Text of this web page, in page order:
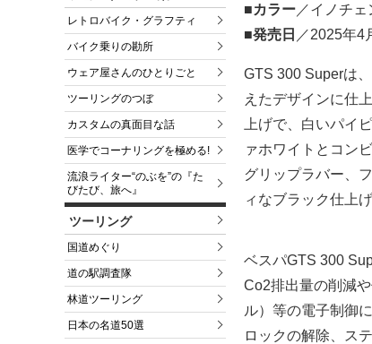
レトロバイク・グラフティ
バイク乗りの勘所
ウェア屋さんのひとりごと
ツーリングのつぼ
カスタムの真面目な話
医学でコーナリングを極める!
流浪ライター“のぶを”の『た
びたび、旅へ』
ツーリング
国道めぐり
道の駅調査隊
林道ツーリング
日本の名道50選
■カラー ／イノチ
■発売日 ／2025年4
GTS 300 Superは
えたデザインに仕
上げで、白いパイ
ァホワイトとコン
グリップラバー、
ィなブラック仕上
ベスパGTS 300
Co2排出量の削減
ル）等の電子制御
ロックの解除、ス